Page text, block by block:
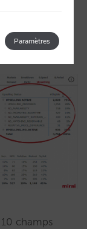
champs
Paramètres